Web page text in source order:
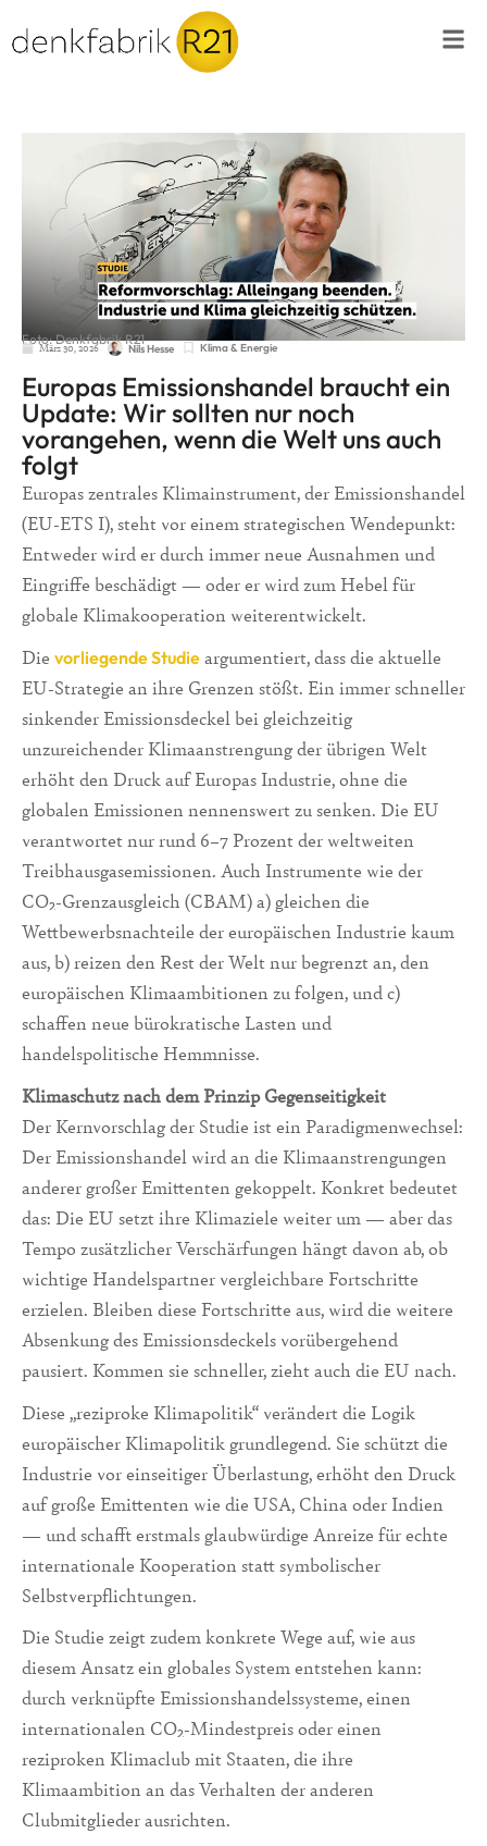
Foto: Denkfabrik R21
März 30, 2026 Nils Hesse Klima & Energie
Europas Emissionshandel braucht ein
Update: Wir sollten nur noch
vorangehen, wenn die Welt uns auch
folgt
Europas zentrales Klimainstrument, der Emissionshandel
(EU-ETS I), steht vor einem strategischen Wendepunkt:
Entweder wird er durch immer neue Ausnahmen und
Eingriffe beschädigt — oder er wird zum Hebel für
globale Klimakooperation weiterentwickelt.
Die vorliegende Studie argumentiert, dass die aktuelle
EU-Strategie an ihre Grenzen stößt. Ein immer schneller
sinkender Emissionsdeckel bei gleichzeitig
unzureichender Klimaanstrengung der übrigen Welt
erhöht den Druck auf Europas Industrie, ohne die
globalen Emissionen nennenswert zu senken. Die EU
verantwortet nur rund 6–7 Prozent der weltweiten
Treibhausgasemissionen. Auch Instrumente wie der
CO₂-Grenzausgleich (CBAM) a) gleichen die
Wettbewerbsnachteile der europäischen Industrie kaum
aus, b) reizen den Rest der Welt nur begrenzt an, den
europäischen Klimaambitionen zu folgen, und c)
schaffen neue bürokratische Lasten und
handelspolitische Hemmnisse.
Klimaschutz nach dem Prinzip Gegenseitigkeit
Der Kernvorschlag der Studie ist ein Paradigmenwechsel:
Der Emissionshandel wird an die Klimaanstrengungen
anderer großer Emittenten gekoppelt. Konkret bedeutet
das: Die EU setzt ihre Klimaziele weiter um — aber das
Tempo zusätzlicher Verschärfungen hängt davon ab, ob
wichtige Handelspartner vergleichbare Fortschritte
erzielen. Bleiben diese Fortschritte aus, wird die weitere
Absenkung des Emissionsdeckels vorübergehend
pausiert. Kommen sie schneller, zieht auch die EU nach.
Diese „reziproke Klimapolitik“ verändert die Logik
europäischer Klimapolitik grundlegend. Sie schützt die
Industrie vor einseitiger Überlastung, erhöht den Druck
auf große Emittenten wie die USA, China oder Indien
— und schafft erstmals glaubwürdige Anreize für echte
internationale Kooperation statt symbolischer
Selbstverpflichtungen.
Die Studie zeigt zudem konkrete Wege auf, wie aus
diesem Ansatz ein globales System entstehen kann:
durch verknüpfte Emissionshandelssysteme, einen
internationalen CO₂-Mindestpreis oder einen
reziproken Klimaclub mit Staaten, die ihre
Klimaambition an das Verhalten der anderen
Clubmitglieder ausrichten.